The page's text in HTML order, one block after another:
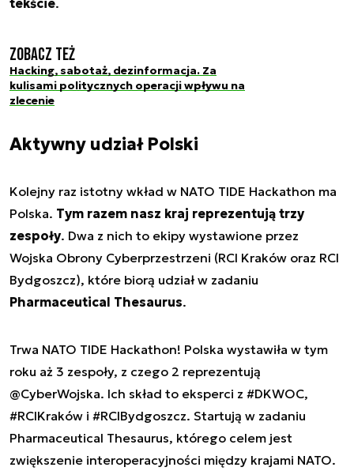
tekście.
Zobacz też
Hacking, sabotaż, dezinformacja. Za
kulisami politycznych operacji wpływu na
zlecenie
Aktywny udział Polski
Kolejny raz istotny wkład w NATO TIDE Hackathon ma
Polska. Tym razem nasz kraj reprezentują trzy
zespoły. Dwa z nich to ekipy wystawione przez
Wojska Obrony Cyberprzestrzeni (RCI Kraków oraz RCI
Bydgoszcz), które biorą udział w zadaniu
Pharmaceutical Thesaurus.
Trwa NATO TIDE Hackathon! Polska wystawiła w tym
roku aż 3 zespoły, z czego 2 reprezentują
@CyberWojska. Ich skład to eksperci z #DKWOC,
#RCIKraków i #RCIBydgoszcz. Startują w zadaniu
Pharmaceutical Thesaurus, którego celem jest
zwiększenie interoperacyjności między krajami NATO.